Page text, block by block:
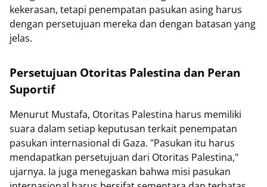
kekerasan, tetapi penempatan pasukan asing harus
dengan persetujuan mereka dan dengan batasan yang
jelas.
Persetujuan Otoritas Palestina dan Peran
Suportif
Menurut Mustafa, Otoritas Palestina harus memiliki
suara dalam setiap keputusan terkait penempatan
pasukan internasional di Gaza. "Pasukan itu harus
mendapatkan persetujuan dari Otoritas Palestina,"
ujarnya. Ia juga menegaskan bahwa misi pasukan